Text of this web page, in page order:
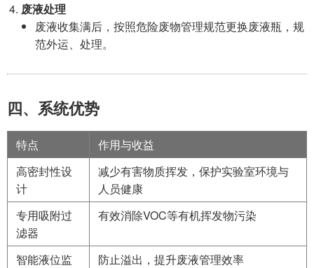
废液处理
废液收集满后，按照危险废物管理规范更换废液瓶，规
范外运、处理。
四、系统优势
特点
作用与收益
高密封性设
计
减少有害物质挥发，保护实验室环境与
人员健康
专用吸附过
滤器
有效消除VOC等有机挥发物污染
智能液位监
防止溢出，提升废液管理效率